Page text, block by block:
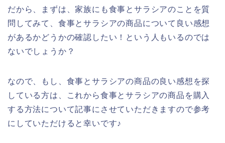
だから、まずは、家族にも食事とサラシアのことを質
問してみて、食事とサラシアの商品について良い感想
があるかどうかの確認したい！という人もいるのでは
ないでしょうか？
なので、もし、食事とサラシアの商品の良い感想を探
している方は、これから食事とサラシアの商品を購入
する方法について記事にさせていただきますので参考
にしていただけると幸いです♪